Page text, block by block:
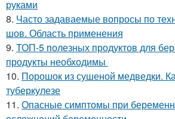
руками
8. Часто задаваемые вопросы по
шов. Область применения
9. ТОП-5 полезных продуктов для
продукты необходимы
10. Порошок из сушеной медведки.
туберкулезе
11. Опасные симптомы при